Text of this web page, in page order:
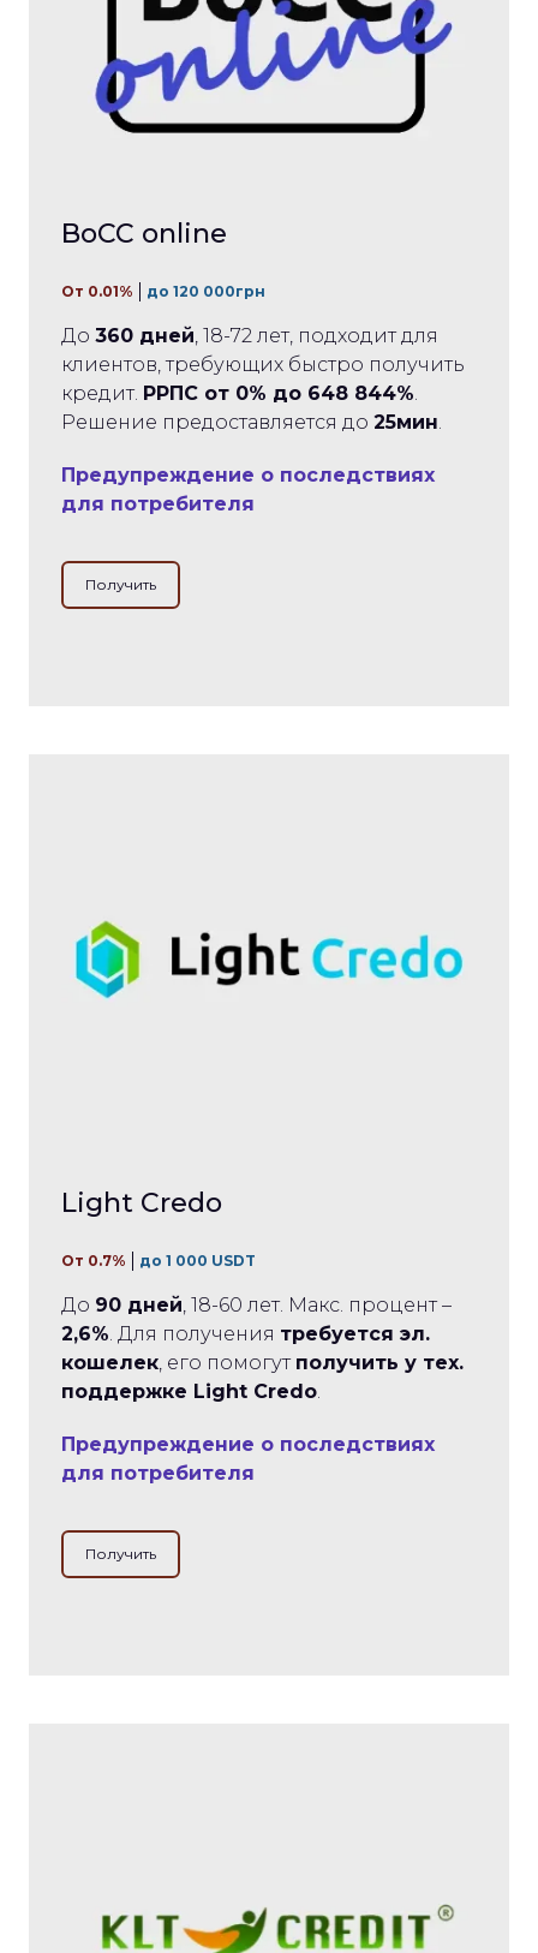
BoCC online
От 0.01% до 120 000грн
До 360 дней , 18-72 лет, подходит для
клиентов, требующих быстро получить
кредит. РРПС от 0% до 648 844%
Решение предоставляется до 25мин
Предупреждение о последствиях
для потребителя
Получить
Light Credo
От 0.7% до 1 000 USDT
До 90 дней, 18-60 лет. Макс. процент –
2,6%. Для получения требуется эл.
кошелек, его помогут получить у тех.
поддержке Light Credo.
Предупреждение о последствиях
для потребителя
Получить